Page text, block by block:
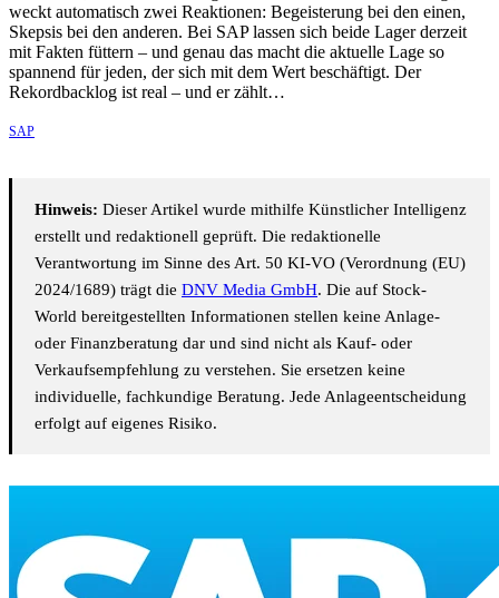
weckt automatisch zwei Reaktionen: Begeisterung bei den einen,
Skepsis bei den anderen. Bei SAP lassen sich beide Lager derzeit
mit Fakten füttern – und genau das macht die aktuelle Lage so
spannend für jeden, der sich mit dem Wert beschäftigt. Der
Rekordbacklog ist real – und er zählt…
SAP
Hinweis: Dieser Artikel wurde mithilfe Künstlicher Intelligenz
erstellt und redaktionell geprüft. Die redaktionelle
Verantwortung im Sinne des Art. 50 KI-VO (Verordnung (EU)
2024/1689) trägt die DNV Media GmbH. Die auf Stock-
World bereitgestellten Informationen stellen keine Anlage-
oder Finanzberatung dar und sind nicht als Kauf- oder
Verkaufsempfehlung zu verstehen. Sie ersetzen keine
individuelle, fachkundige Beratung. Jede Anlageentscheidung
erfolgt auf eigenes Risiko.